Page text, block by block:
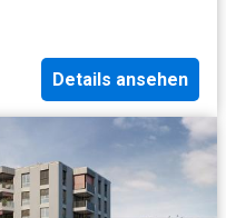
Details ansehen